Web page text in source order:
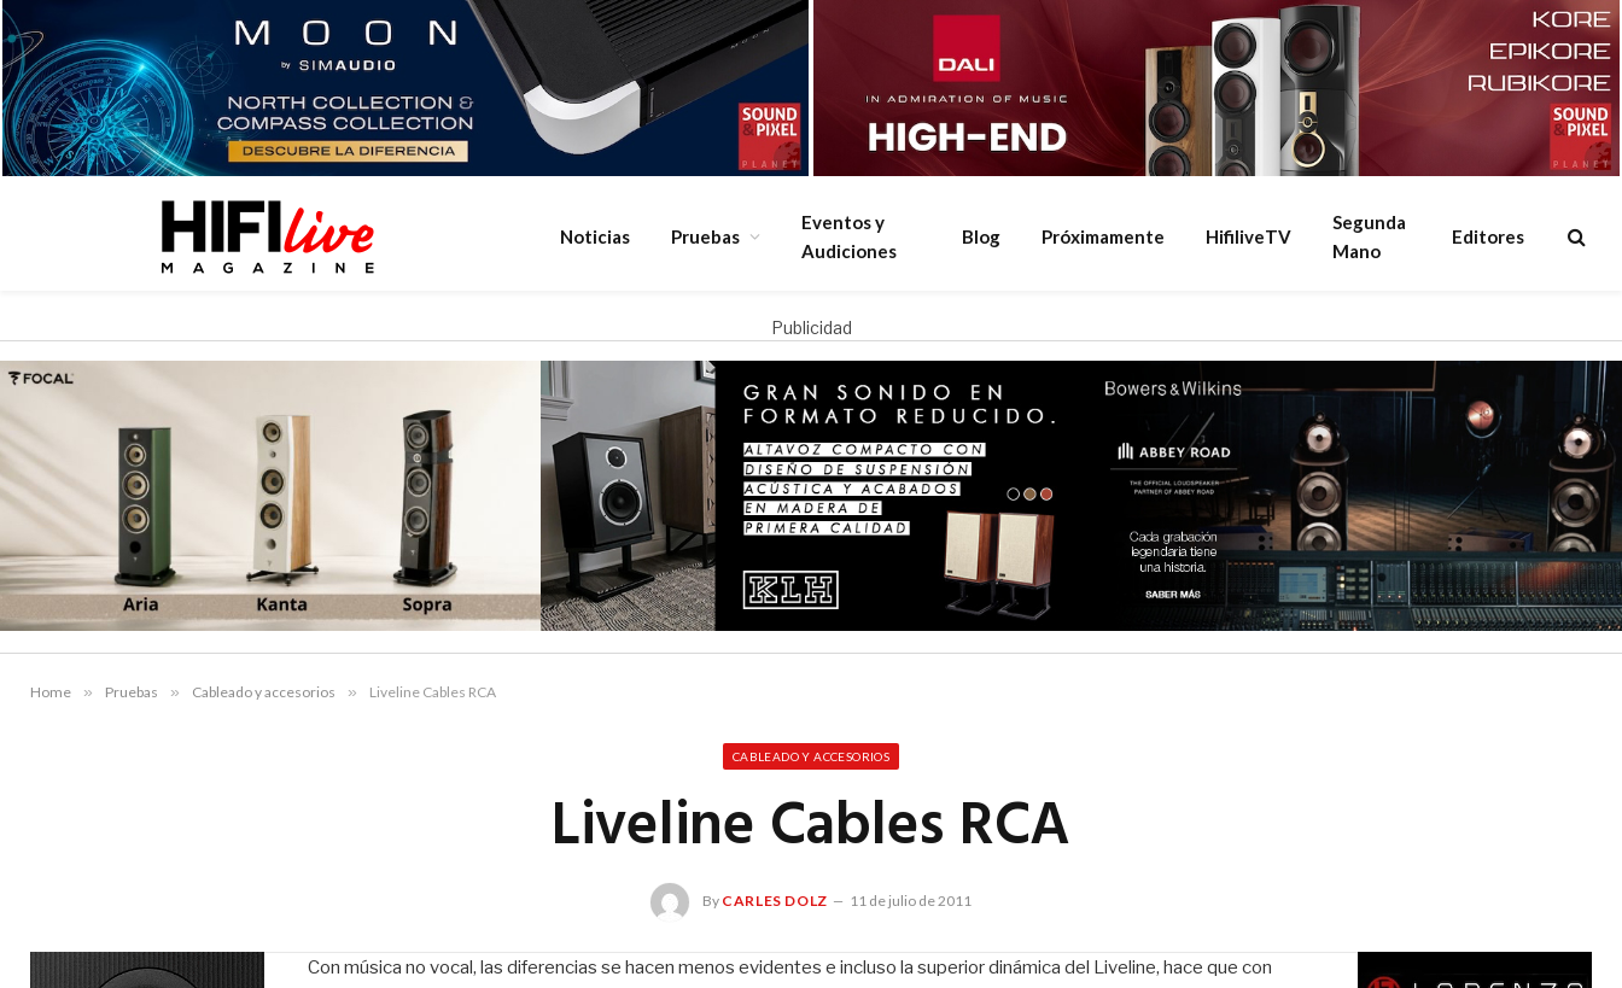
Noticias Pruebas
Eventos y
Audiciones
Blog Próximamente HifiliveTV
Segunda
Mano
Editores
Publicidad
Home » Pruebas » Cableado y accesorios » Liveline Cables RCA
CABLEADO Y ACCESORIOS
Liveline Cables RCA
By CARLES DOLZ 11 de julio de 2011
Con música no vocal, las diferencias se hacen menos evidentes e incluso la superior dinámica del Liveline, hace que con